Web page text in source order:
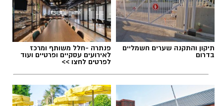
אלדה נתנאל / 09:09 26.07.26
תגים: ופל בלגי במילוי שוקולד וחלוה
תיקון והתקנה שערים חשמליים
בדרום
פנתרה -חלל משותף ומרכז
לאירועים עסקיים ופרטיים ועוד
לפרטים לחצו >>